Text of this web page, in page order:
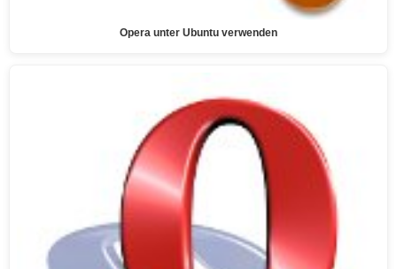
Opera unter Ubuntu verwenden